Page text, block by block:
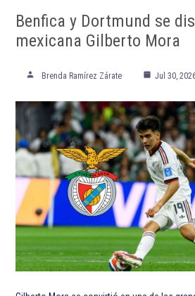
Benfica y Dortmund se
mexicana Gilberto Mora
Brenda Ramírez Zárate Jul 30,